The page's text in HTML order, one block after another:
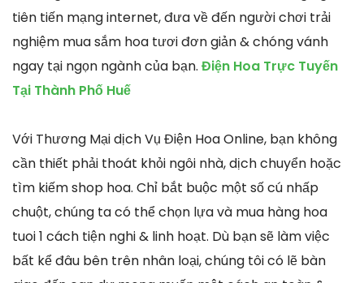
tiên tiến mạng internet, đưa về đến người chơi trải
nghiệm mua sắm hoa tươi đơn giản & chóng vánh
ngay tại ngọn ngành của bạn. Điện Hoa Trực Tuyến
Tại Thành Phố Huế
Với Thương Mại dịch Vụ Điện Hoa Online, bạn không
cần thiết phải thoát khỏi ngôi nhà, dịch chuyển hoặc
tìm kiếm shop hoa. Chỉ bắt buộc một số cú nhấp
chuột, chúng ta có thể chọn lựa và mua hàng hoa
tuoi 1 cách tiện nghi & linh hoạt. Dù bạn sẽ làm việc
bất kể đâu bên trên nhân loại, chúng tôi có lẽ bàn